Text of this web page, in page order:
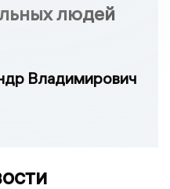
людей
Владимирович